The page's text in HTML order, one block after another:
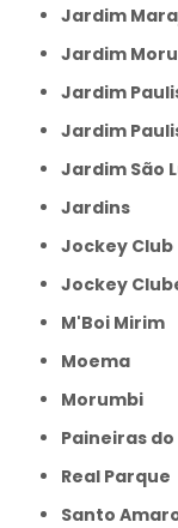
Jardim
Jardim
Jardim
Jardim
Jardim São
Jardins
Jockey Club
Jockey
M'Boi Mirim
Moema
Morumbi
Paineiras
Real Parque
Santo